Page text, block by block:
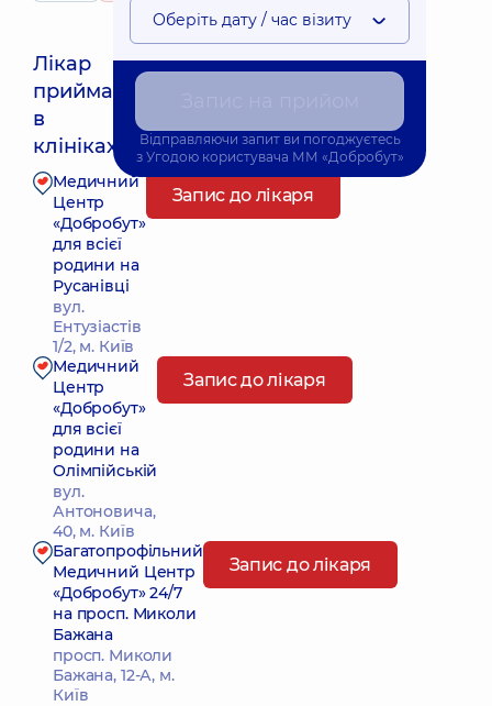
Лікар
приймає
в
клініках:
Медичний
Центр
«Добробут»
для всієї
родини на
Русанівці
вул.
Ентузіастів
1/2, м. Київ
Запис до лікаря
Медичний
Центр
«Добробут»
для всієї
родини на
Олімпійській
вул.
Антоновича,
40, м. Київ
Запис до лікаря
Багатопрофільний
Медичний Центр
«Добробут» 24/7
на просп. Миколи
Бажана
просп. Миколи
Бажана, 12-А, м.
Київ
Запис до лікаря
Оберіть дату / час візиту
Відправляючи запит ви погоджуєтесь
з Угодою користувача ММ «Добробут»